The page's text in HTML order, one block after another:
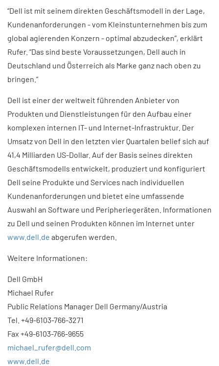
“Dell ist mit seinem direkten Geschäftsmodell in der Lage,
Kundenanforderungen - vom Kleinstunternehmen bis zum
global agierenden Konzern - optimal abzudecken”, erklärt
Rufer. “Das sind beste Voraussetzungen, Dell auch in
Deutschland und Österreich als Marke ganz nach oben zu
bringen.”
Dell ist einer der weltweit führenden Anbieter von
Produkten und Dienstleistungen für den Aufbau einer
komplexen internen IT- und Internet-Infrastruktur. Der
Umsatz von Dell in den letzten vier Quartalen belief sich auf
41,4 Milliarden US-Dollar. Auf der Basis seines direkten
Geschäftsmodells entwickelt, produziert und konfiguriert
Dell seine Produkte und Services nach individuellen
Kundenanforderungen und bietet eine umfassende
Auswahl an Software und Peripheriegeräten. Informationen
zu Dell und seinen Produkten können im Internet unter
www.dell.de abgerufen werden.
Weitere Informationen:
Dell GmbH
Michael Rufer
Public Relations Manager Dell Germany/Austria
Tel. +49-6103-766-3271
Fax +49-6103-766-9655
michael_rufer@dell.com
www.dell.de